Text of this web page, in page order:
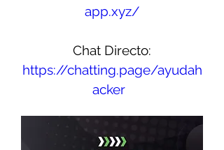
app.xyz/
Chat Directo:
https://chatting.page/ayudah
acker